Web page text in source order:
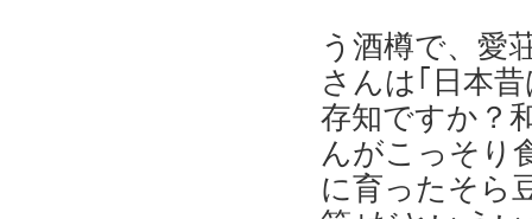
う酒樽で、愛
さんは｢日本
存知ですか？
んがこっそり
に育ったそら